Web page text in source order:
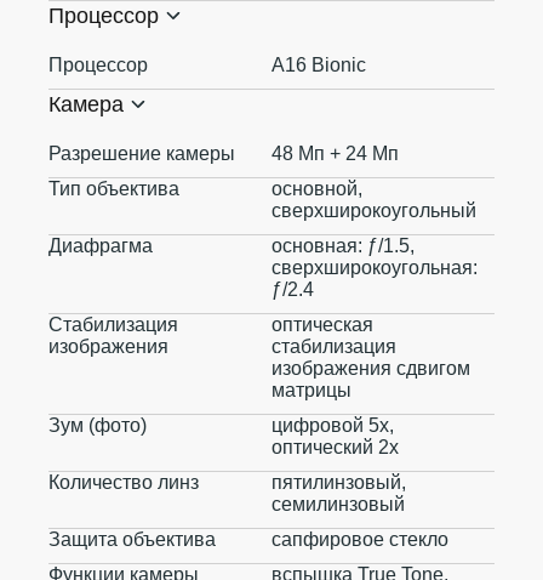
Процессор
Процессор A16 Bionic
Камера
Разрешение камеры
48 Мп + 24 Мп
Тип объектива
основной,
сверхширокоугольный
Диафрагма
основная: ƒ/1.5,
сверхширокоугольная:
ƒ/2.4
Стабилизация
изображения
оптическая
стабилизация
изображения сдвигом
матрицы
Зум (фото)
цифровой 5x,
оптический 2x
Количество линз
пятилинзовый,
семилинзовый
Защита объектива
сапфировое стекло
Функции камеры
вспышка True Tone,